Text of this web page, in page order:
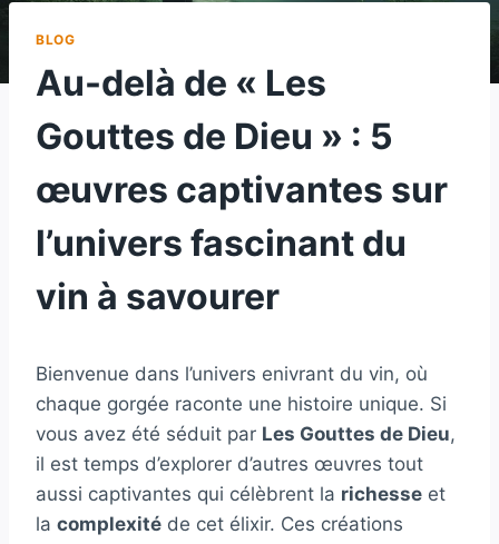
BLOG
Au-delà de « Les
Gouttes de Dieu » : 5
œuvres captivantes sur
l’univers fascinant du
vin à savourer
Bienvenue dans l’univers enivrant du vin, où
chaque gorgée raconte une histoire unique. Si
vous avez été séduit par Les Gouttes de Dieu,
il est temps d’explorer d’autres œuvres tout
aussi captivantes qui célèbrent la richesse et
la complexité de cet élixir. Ces créations